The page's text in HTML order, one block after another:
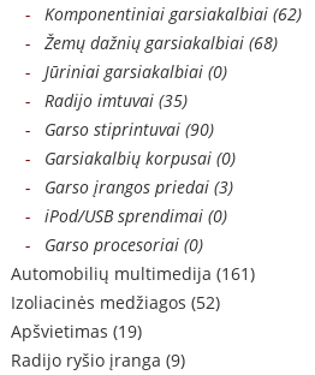
- Komponentiniai garsiakalbiai (62)
- Žemų dažnių garsiakalbiai (68)
- Jūriniai garsiakalbiai (0)
- Radijo imtuvai (35)
- Garso stiprintuvai (90)
- Garsiakalbių korpusai (0)
- Garso įrangos priedai (3)
- iPod/USB sprendimai (0)
- Garso procesoriai (0)
Automobilių multimedija (161)
Izoliacinės medžiagos (52)
Apšvietimas (19)
Radijo ryšio įranga (9)